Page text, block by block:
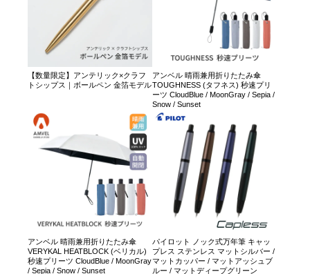
【数量限定】アンテリック×クラフ
トシップス｜ボールペン 金箔モデル
アンベル 晴雨兼用折りたたみ傘
TOUGHNESS (タフネス) 秒速プリ
ーツ CloudBlue / MoonGray / Sepia /
Snow / Sunset
アンベル 晴雨兼用折りたたみ傘
VERYKAL HEATBLOCK (ベリカル)
秒速プリーツ CloudBlue / MoonGray
/ Sepia / Snow / Sunset
パイロット ノック式万年筆 キャッ
プレス ステンレス マットシルバー /
マットカッパー / マットアッシュブ
ルー / マットディープグリーン